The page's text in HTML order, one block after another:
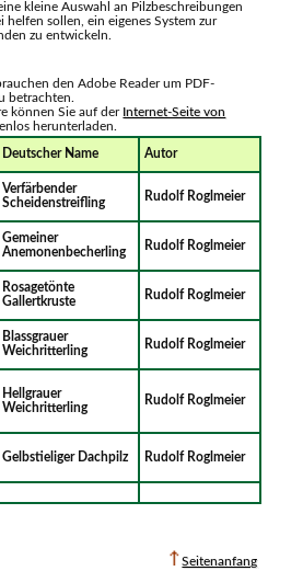
kleine Auswahl an Pilzbeschreibungen
helfen sollen, ein eigenes System zur
zu entwickeln.
den Adobe Reader um PDF-
betrachten.
können Sie auf der Internet-Seite von
herunterladen.
Deutscher Name Autor
Verfärbender
Scheidenstreifling
Rudolf Roglmeier
Gemeiner
Anemonenbecherling
Rudolf Roglmeier
Rosagetönte
Gallertkruste
Rudolf Roglmeier
Blassgrauer
Weichritterling
Rudolf Roglmeier
Hellgrauer
Weichritterling
Rudolf Roglmeier
Gelbstieliger Dachpilz Rudolf Roglmeier
Seitenanfang